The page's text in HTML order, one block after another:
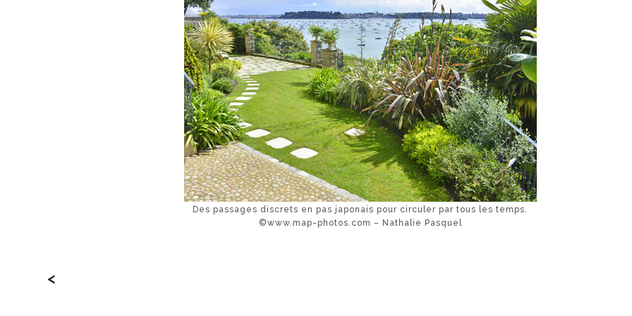
Des passages discrets en pas japonais pour circuler par tous les temps.
©www.map-photos.com – Nathalie Pasquel
<